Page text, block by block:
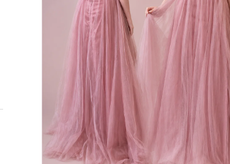
KRÁTKE TYRKYSOVÉ METALICKÉ ŠATY
S ODHALENÝM CHRBTOM A
ŠNUROVANÍM